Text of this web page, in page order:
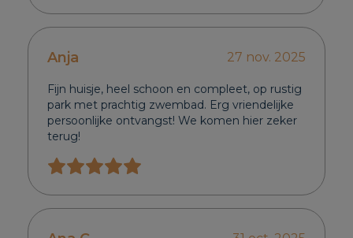
Anja 27 nov. 2025
Fijn huisje, heel schoon en compleet, op rustig
park met prachtig zwembad. Erg vriendelijke
persoonlijke ontvangst! We komen hier zeker
terug!